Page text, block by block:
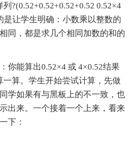
?(0.52+0.52+0.52+0.52 0.52×4
是让学生明确：小数乘以整数的
同，都是求几个相同加数的和的
你能算出0.52×4 或 4×0.52结果
一算。学生开始尝试计算，先做
学如果有与黑板上的不一致，也
出来。一个接着一个上来，看来
下：